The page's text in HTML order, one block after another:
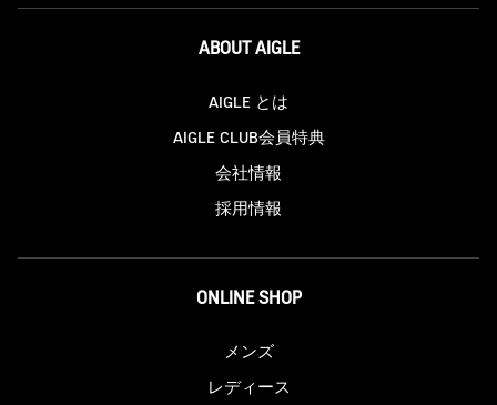
ABOUT AIGLE
AIGLE とは
AIGLE CLUB会員特典
会社情報
採用情報
ONLINE SHOP
メンズ
レディース